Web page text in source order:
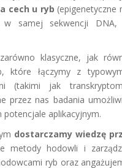
cech u ryb (epigenetyczne
samej sekwencji DNA,
klasyczne, jak
które łączymy z
(takimi jak
przez nas badania
aplikacyjnym.
dostarczamy wiedzę
metody hodowli i
ryb oraz